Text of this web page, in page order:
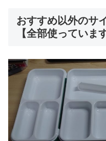
おすすめ以外のサ
【全部使っていま